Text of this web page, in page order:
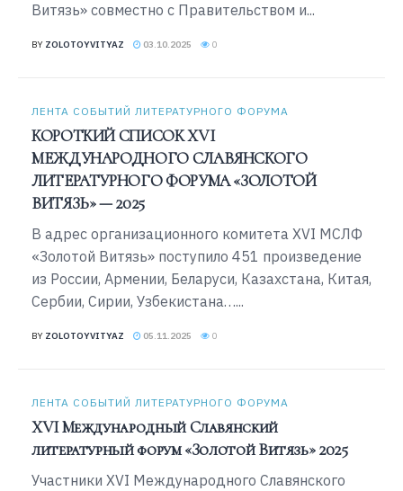
Витязь» совместно с Правительством и...
BY ZOLOTOYVITYAZ 03.10.2025 0
ЛЕНТА СОБЫТИЙ ЛИТЕРАТУРНОГО ФОРУМА
КОРОТКИЙ СПИСОК XVI
МЕЖДУНАРОДНОГО СЛАВЯНСКОГО
ЛИТЕРАТУРНОГО ФОРУМА «ЗОЛОТОЙ
ВИТЯЗЬ» — 2025
В адрес организационного комитета XVI МСЛФ
«Золотой Витязь» поступило 451 произведение
из России, Армении, Беларуси, Казахстана, Китая,
Сербии, Сирии, Узбекистана…...
BY ZOLOTOYVITYAZ 05.11.2025 0
ЛЕНТА СОБЫТИЙ ЛИТЕРАТУРНОГО ФОРУМА
XVI Международный Славянский
литературный форум «Золотой Витязь» 2025
Участники XVI Международного Славянского